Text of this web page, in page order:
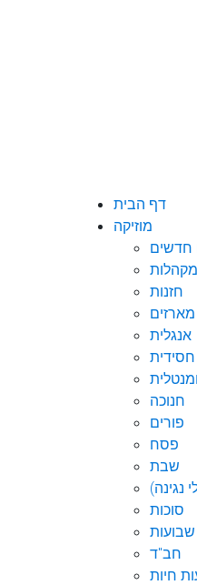
דף הבית
מוזיקה
חדשים
מקהלות
חזנות
מארזים
אנגלית
חסידית
חנוכה
פורים
פסח
שבת
נגינה)
סוכות
שבועות
חב"ד
חיות